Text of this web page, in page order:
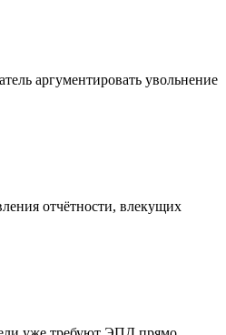
аргументировать увольнение
отчётности, влекущих